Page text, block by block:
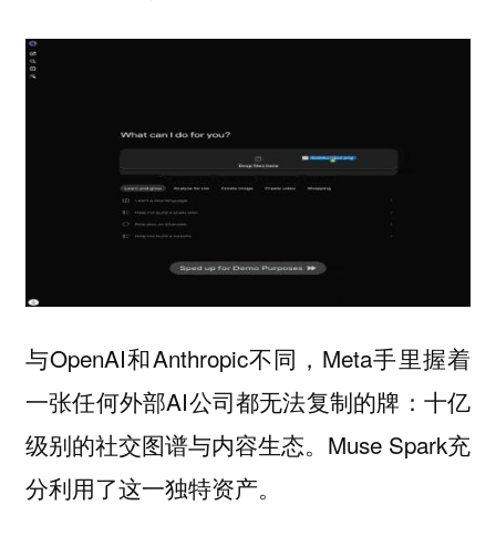
与OpenAI和Anthropic不同，Meta手里握着
一张任何外部AI公司都无法复制的牌：十亿
级别的社交图谱与内容生态。Muse Spark充
分利用了这一独特资产。